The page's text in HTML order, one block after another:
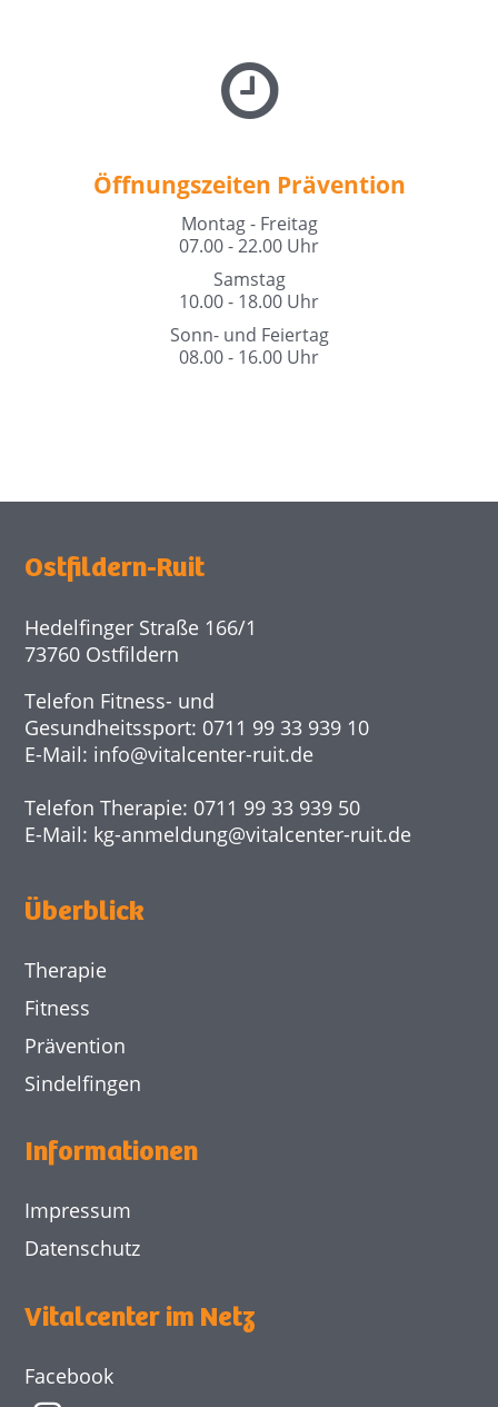
Öffnungszeiten Prävention
Montag - Freitag
07.00 - 22.00 Uhr
Samstag
10.00 - 18.00 Uhr
Sonn- und Feiertag
08.00 - 16.00 Uhr
Ostfildern-Ruit
Hedelfinger Straße 166/1
73760 Ostfildern
Telefon Fitness- und
Gesundheitssport: 0711 99 33 939 10
E-Mail: info@vitalcenter-ruit.de
Telefon Therapie: 0711 99 33 939 50
E-Mail: kg-anmeldung@vitalcenter-ruit.de
Überblick
Therapie
Fitness
Prävention
Sindelfingen
Informationen
Impressum
Datenschutz
Vitalcenter im Netz
Facebook